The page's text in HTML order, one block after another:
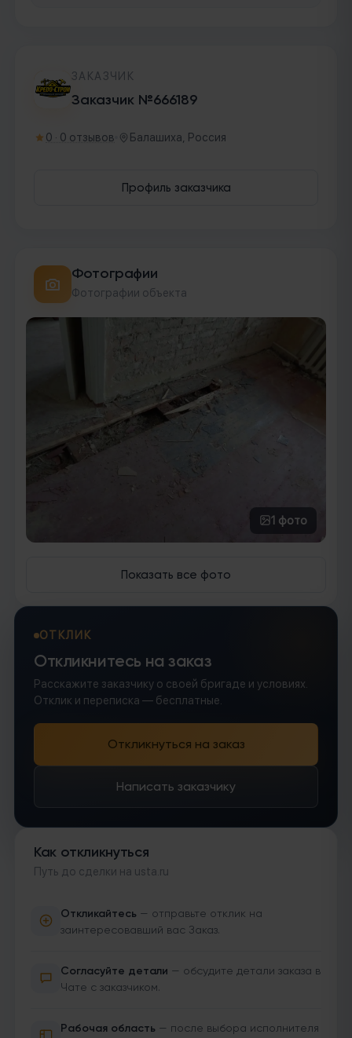
ЗАКАЗЧИК
Заказчик №666189
0 · 0 отзывов Балашиха, Россия
Профиль заказчика
Фотографии
Фотографии объекта
1 фото
Показать все фото
ОТКЛИК
Откликнитесь на заказ
Расскажите заказчику о своей бригаде и условиях.
Отклик и переписка — бесплатные.
Откликнуться на заказ
Написать заказчику
Как откликнуться
Путь до сделки на usta.ru
Откликайтесь — отправьте отклик на
заинтересовавший вас Заказ.
Согласуйте детали — обсудите детали заказа в
Чате с заказчиком.
Рабочая область — после выбора исполнителя